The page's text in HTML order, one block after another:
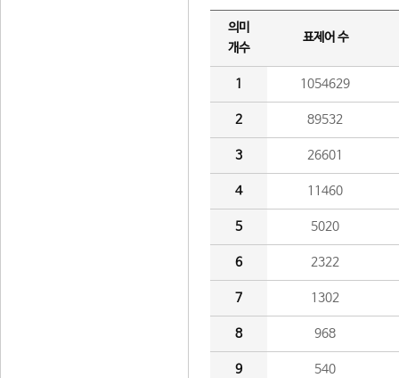
의미
개수
표제어 수
1 1054629
2 89532
3 26601
4 11460
5 5020
6 2322
7 1302
8 968
9 540